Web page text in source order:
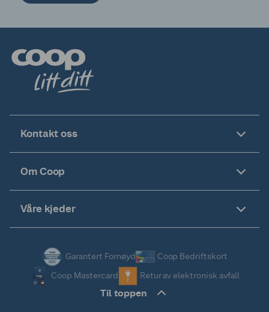
Kontakt oss
Om Coop
Våre kjeder
Garantert Fornøyd
Coop Bedriftskort
Coop Mastercard
Retur av elektronisk avfall
Til toppen